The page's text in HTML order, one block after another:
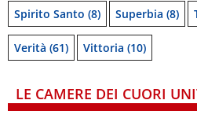
Spirito Santo (8) Superbia (8)
Verità (61) Vittoria (10)
LE CAMERE DEI CUORI